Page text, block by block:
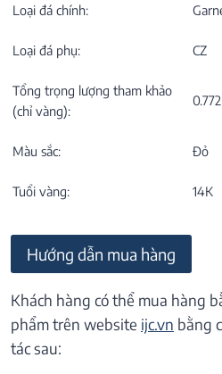
Loại đá chính:
Loại đá phụ: CZ
Tổng trọng lượng tham khảo
(chỉ vàng):
0.772
Màu sắc: Đỏ
Tuổi vàng: 14K
Hướng dẫn mua hàng
Khách hàng có thể mua hàng
phẩm trên website ijc.vn bằng
tác sau: